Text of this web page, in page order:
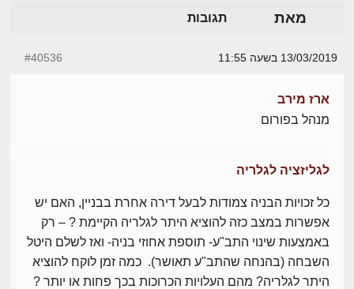
מאת תגובות
13/03/2019 בשעה 11:55 #40536
ארז מירב
מנהל בפורום
לגליזציה לגלריה
כל זכויות הבניה צמודות לבעל דירה אחרת בבניין, האם יש
אפשרות במצב כזה להוציא היתר לגלריה הקיימת ? – רק
באמצעות שינוי התב"ע- תוספת אחוזי בניה- ואז לשלם היטל
השבחה (בהנחה שהתב"ע תאושר). כמה זמן לוקח להוציא
היתר לגלריה? מהם העלויות הכרוכות בכך פחות או יותר ?